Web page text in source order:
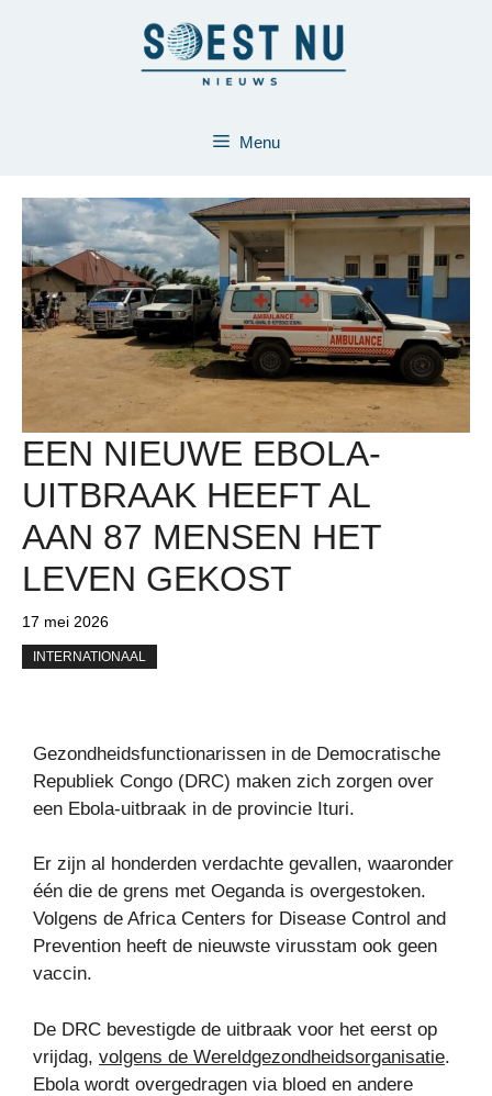
Menu
EEN NIEUWE EBOLA-
UITBRAAK HEEFT AL
AAN 87 MENSEN HET
LEVEN GEKOST
17 mei 2026
INTERNATIONAAL
Gezondheidsfunctionarissen in de Democratische
Republiek Congo (DRC) maken zich zorgen over
een Ebola-uitbraak in de provincie Ituri.
Er zijn al honderden verdachte gevallen, waaronder
één die de grens met Oeganda is overgestoken.
Volgens de Africa Centers for Disease Control and
Prevention heeft de nieuwste virusstam ook geen
vaccin.
De DRC bevestigde de uitbraak voor het eerst op
vrijdag, volgens de Wereldgezondheidsorganisatie.
Ebola wordt overgedragen via bloed en andere